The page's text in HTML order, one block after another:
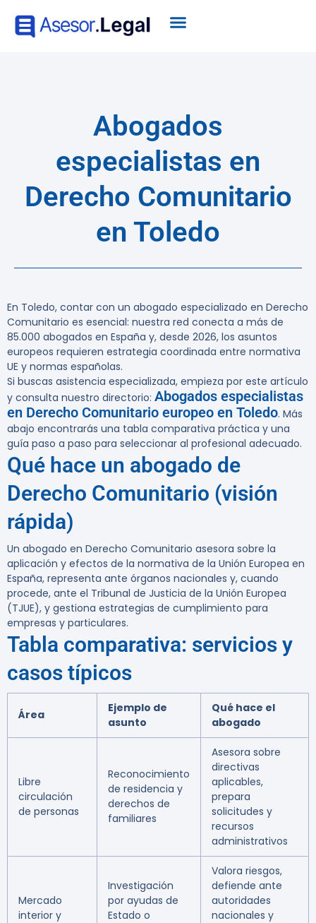
Abogados
especialistas en
Derecho Comunitario
en Toledo
En Toledo, contar con un abogado especializado en Derecho
Comunitario es esencial: nuestra red conecta a más de
85.000 abogados en España y, desde 2026, los asuntos
europeos requieren estrategia coordinada entre normativa
UE y normas españolas.
Si buscas asistencia especializada, empieza por este artículo
y consulta nuestro directorio: Abogados especialistas
en Derecho Comunitario europeo en Toledo. Más
abajo encontrarás una tabla comparativa práctica y una
guía paso a paso para seleccionar al profesional adecuado.
Qué hace un abogado de
Derecho Comunitario (visión
rápida)
Un abogado en Derecho Comunitario asesora sobre la
aplicación y efectos de la normativa de la Unión Europea en
España, representa ante órganos nacionales y, cuando
procede, ante el Tribunal de Justicia de la Unión Europea
(TJUE), y gestiona estrategias de cumplimiento para
empresas y particulares.
Tabla comparativa: servicios y
casos típicos
Área
Ejemplo de
asunto
Qué hace el
abogado
Libre
circulación
de personas
Reconocimiento
de residencia y
derechos de
familiares
Asesora sobre
directivas
aplicables,
prepara
solicitudes y
recursos
administrativos
Mercado
interior y
Investigación
por ayudas de
Estado o
Valora riesgos,
defiende ante
autoridades
nacionales y